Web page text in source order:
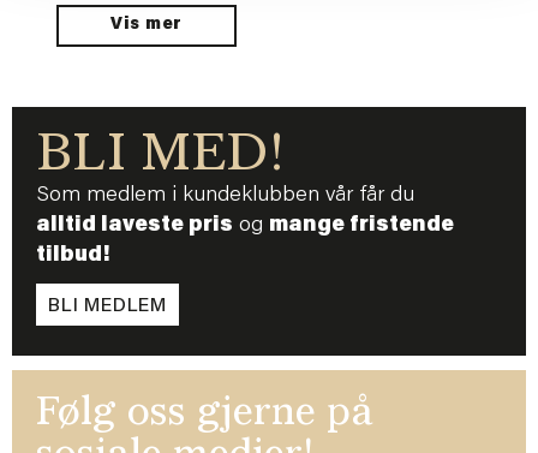
Vis mer
BLI MED!
Som medlem i kundeklubben vår får du
alltid laveste pris og mange fristende
tilbud!
BLI MEDLEM
Følg oss gjerne på